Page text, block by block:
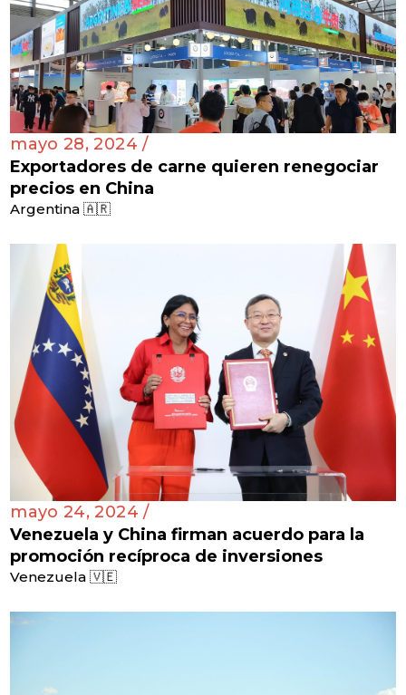
mayo 28, 2024 /
Exportadores de carne quieren renegociar
precios en China
Argentina 🇦🇷
mayo 24, 2024 /
Venezuela y China firman acuerdo para la
promoción recíproca de inversiones
Venezuela 🇻🇪